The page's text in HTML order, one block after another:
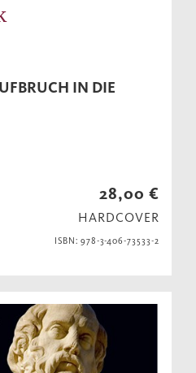
IN DIE
28,00 €
HARDCOVER
ISBN: 978-3-406-73533-2